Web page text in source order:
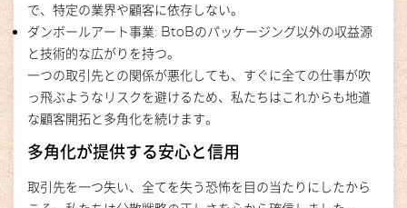
で、特定の業界や顧客に依存しない。
ダンボールアート事業: BtoBのパッケージング以外の収益源
と技術的な広がりを持つ。
一つの取引先との関係が悪化しても、すぐに全ての仕事が吹
っ飛ぶようなリスクを避けるため、私たちはこれからも地道
な顧客開拓と多角化を続けます。
多角化が提供する安心と信用
取引先を一つ失い、全てを失う恐怖を目の当たりにしたから